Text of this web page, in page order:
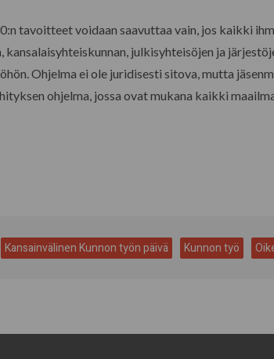
tavoitteet voidaan saavuttaa vain, jos kaikki
kansalaisyhteiskunnan, julkisyhteisöjen ja
Ohjelma ei ole juridisesti sitova, mutta
ohjelma, jossa ovat mukana kaikki
Kansainvälinen Kunnon työn päivä Kunnon työ